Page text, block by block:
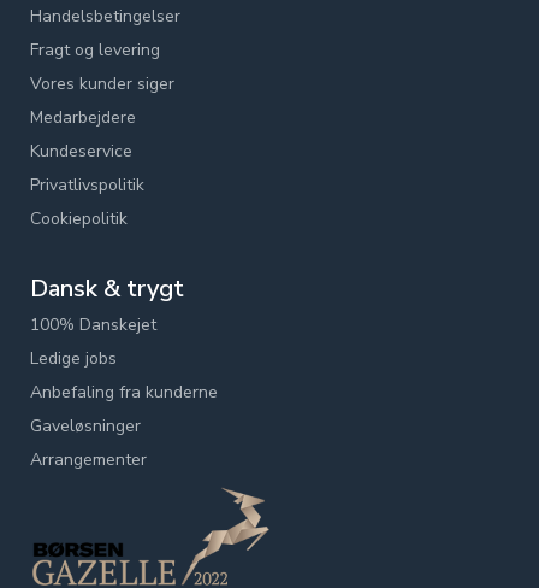
Handelsbetingelser
Fragt og levering
Vores kunder siger
Medarbejdere
Kundeservice
Privatlivspolitik
Cookiepolitik
Dansk & trygt
100% Danskejet
Ledige jobs
Anbefaling fra kunderne
Gaveløsninger
Arrangementer